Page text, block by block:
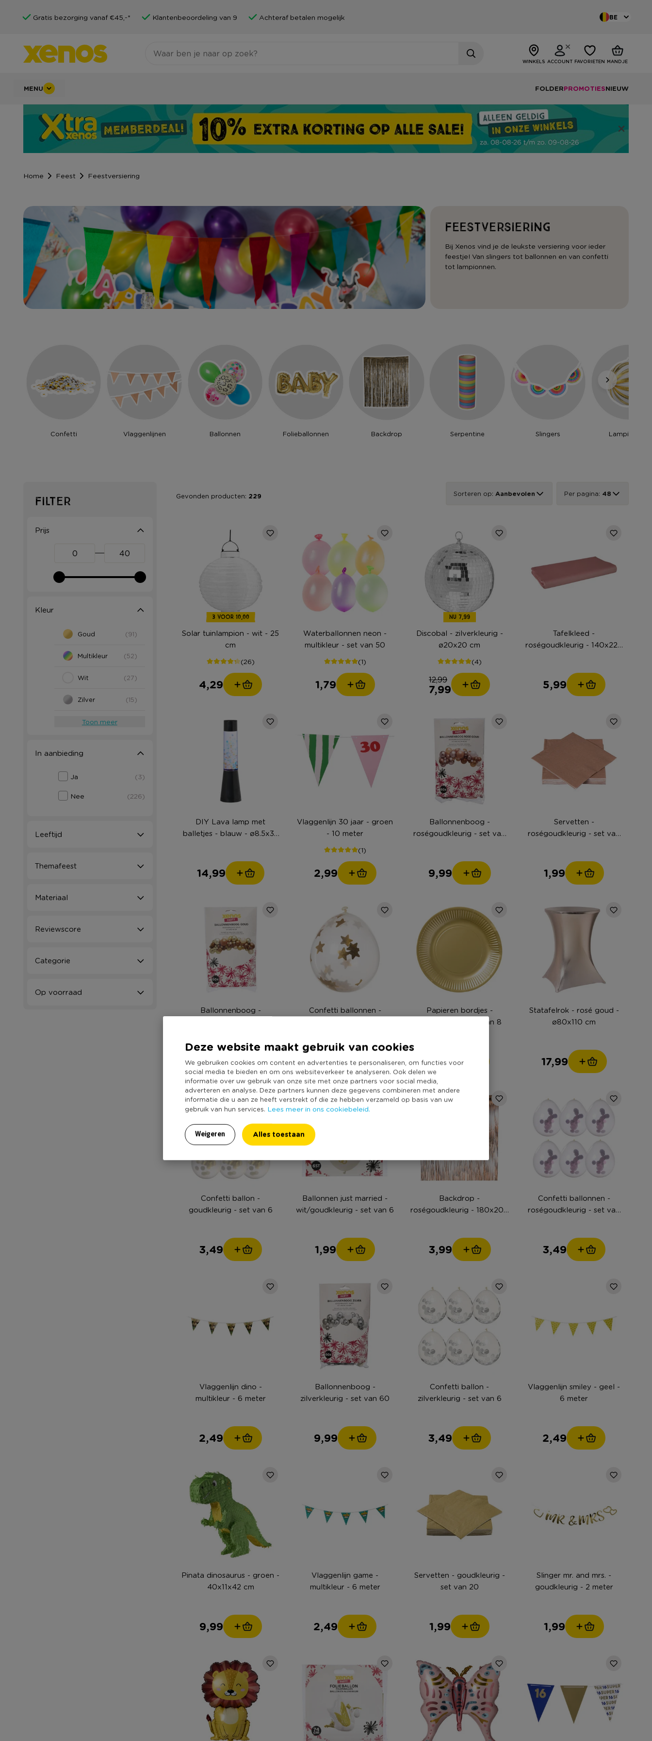
Deze website maakt gebruik van cookies
We gebruiken cookies om content en advertenties te personaliseren, om functies voor
social media te bieden en om ons websiteverkeer te analyseren. Ook delen we
informatie over uw gebruik van onze site met onze partners voor social media,
adverteren en analyse. Deze partners kunnen deze gegevens combineren met andere
informatie die u aan ze heeft verstrekt of die ze hebben verzameld op basis van uw
gebruik van hun services. Lees meer in ons cookiebeleid.
Weigeren Alles toestaan
Gratis bezorging vanaf €45,-* Klantenbeoordeling van 9 Achteraf betalen mogelijk BE
WINKELS ACCOUNT FAVORIETEN MANDJE
MENU FOLDERPROMOTIESNIEUW
Home Feest Feestversiering
Feestversiering
Bij Xenos vind je de leukste versiering voor ieder
feestje! Van slingers tot ballonnen en van confetti
tot lampionnen.
Confetti Vlaggenlijnen Ballonnen Folieballonnen Backdrop Serpentine Slingers Lampionnen
Filter
Prijs
Kleur
Goud (91)
Multikleur (52)
Wit (27)
Zilver (15)
Toon meer
In aanbieding
Ja (3)
Nee (226)
Leeftijd
Themafeest
Materiaal
Reviewscore
Categorie
Op voorraad
Gevonden producten: 229 Sorteren op: Aanbevolen Per pagina: 48
3 VOOR 10,00
Solar tuinlampion - wit - 25
cm
(26)
4,29
Waterballonnen neon -
multikleur - set van 50
(1)
1,79
NU 7,99
Discobal - zilverkleurig -
ø20x20 cm
(4)
12,99
7,99
Tafelkleed -
roségoudkleurig - 140x220
5,99
DIY Lava lamp met
balletjes - blauw - ø8.5x33
14,99
Vlaggenlijn 30 jaar - groen
- 10 meter
(1)
2,99
Ballonnenboog -
roségoudkleurig - set van
9,99
Servetten -
roségoudkleurig - set van
1,99
Ballonnenboog -
9,99
Confetti ballonnen -
3,49
Papieren bordjes -
goudkleurig - set van 8
1,99
Statafelrok - rosé goud -
ø80x110 cm
17,99
Confetti ballon -
goudkleurig - set van 6
3,49
Ballonnen just married -
wit/goudkleurig - set van 6
1,99
Backdrop -
roségoudkleurig - 180x200
3,99
Confetti ballonnen -
roségoudkleurig - set van
3,49
Vlaggenlijn dino -
multikleur - 6 meter
2,49
Ballonnenboog -
zilverkleurig - set van 60
9,99
Confetti ballon -
zilverkleurig - set van 6
3,49
Vlaggenlijn smiley - geel -
6 meter
2,49
Pinata dinosaurus - groen -
40x11x42 cm
9,99
Vlaggenlijn game -
multikleur - 6 meter
2,49
Servetten - goudkleurig -
set van 20
1,99
Slinger mr. and mrs. -
goudkleurig - 2 meter
1,99